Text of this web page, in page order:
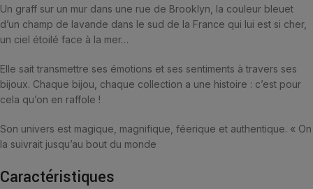
Un graff sur un mur dans une rue de Brooklyn, la couleur bleuet
d’un champ de lavande dans le sud de la France qui lui est si cher,
un ciel étoilé face à la mer…
Elle sait transmettre ses émotions et ses sentiments à travers ses
bijoux. Chaque bijou, chaque collection a une histoire : c’est pour
cela qu’on en raffole !
Son univers est magique, magnifique, féerique et authentique. « On
la suivrait jusqu’au bout du monde
Caractéristiques